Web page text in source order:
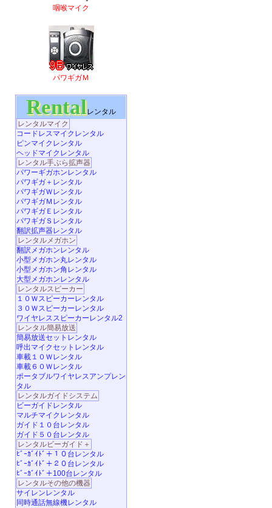
咽喉マイク
パワギガＭ
Rentalレンタル
レンタルマイク
コードレスマイクレンタル
ピンマイクレンタル
ヘッドマイクレンタル
レンタル手ぶら拡声器
パワーギガホンレンタル
パワギガ＋レンタル
パワギガＷレンタル
パワギガＭレンタル
パワギガＥレンタル
パワギガＳレンタル
翻訳拡声器レンタル
レンタルメガホン
翻訳メガホンレンタル
小型メガホン丸レンタル
小型メガホン角レンタル
大型メガホンレンタル
レンタルスピーカー
１０Ｗスピーカーレンタル
３０Ｗスピーカーレンタル
ワイヤレススピーカーレンタル2
レンタル簡易放送
簡易放送セットレンタル
呼出マイクセットレンタル
車載１０Ｗレンタル
車載６０Ｗレンタル
ポータブルワイヤレスアンプレン
タル
レンタルガイドシステム
ビーガイドレンタル
マルチマイクレンタル
ガイド１０台レンタル
ガイド５０台レンタル
レンタルビーガイド＋
ﾋﾞｰｶﾞｲﾄﾞ＋１０台レンタル
ﾋﾞｰｶﾞｲﾄﾞ＋２０台レンタル
ﾋﾞｰｶﾞｲﾄﾞ＋100台レンタル
レンタルその他の機器
サイレンレンタル
同時通話無線機レンタル